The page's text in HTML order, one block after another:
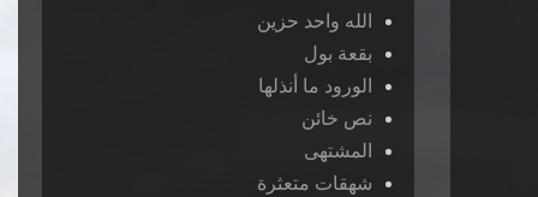
الله واحد حزين
بقعة بول
الورود ما أنذلها
نص خائن
المشتهى
شهقات متعثرة